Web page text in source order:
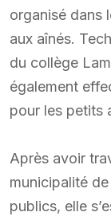
organisé dans
aux aînés.
du collège
également
pour les petits
Après avoir
municipalité
publics, elle